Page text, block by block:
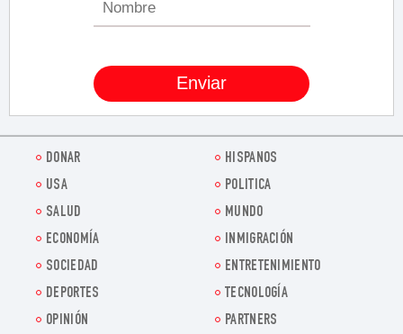
DONAR
HISPANOS
USA
POLITICA
SALUD
MUNDO
ECONOMÍA
INMIGRACIÓN
SOCIEDAD
ENTRETENIMIENTO
DEPORTES
TECNOLOGÍA
OPINIÓN
PARTNERS